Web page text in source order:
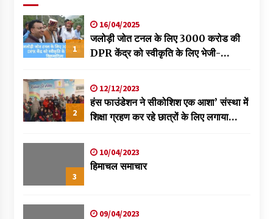
1
16/04/2025
जलोड़ी जोत टनल के लिए 3000 करोड की
DPR केंद्र को स्वीकृति के लिए भेजी-
2
12/12/2023
हंस फाउंडेशन ने सीकोशिश एक आशा’ संस्था में
शिक्षा ग्रहण कर रहे छात्रों के लिए लगाया
3
10/04/2023
हिमाचल समाचार
09/04/2023